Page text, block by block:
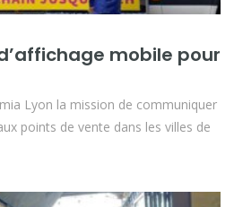
mobile pour
Lyon la mission de communiquer
points de vente dans les villes de